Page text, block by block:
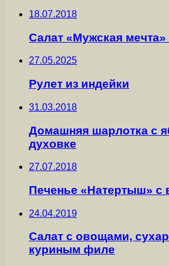
18.07.2018
Салат «Мужская
27.05.2025
Рулет из индейки
31.03.2018
Домашняя шарлотка с
духовке
27.07.2018
Печенье «Натертыш» с
24.04.2019
Салат с овощами,
куриным филе